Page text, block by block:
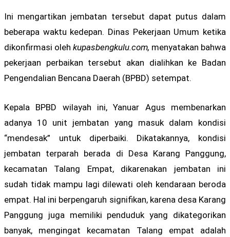
Ini mengartikan jembatan tersebut dapat putus dalam
beberapa waktu kedepan. Dinas Pekerjaan Umum ketika
dikonfirmasi oleh kupasbengkulu.com, menyatakan bahwa
pekerjaan perbaikan tersebut akan dialihkan ke Badan
Pengendalian Bencana Daerah (BPBD) setempat.
Kepala BPBD wilayah ini, Yanuar Agus membenarkan
adanya 10 unit jembatan yang masuk dalam kondisi
“mendesak” untuk diperbaiki. Dikatakannya, kondisi
jembatan terparah berada di Desa Karang Panggung,
kecamatan Talang Empat, dikarenakan jembatan ini
sudah tidak mampu lagi dilewati oleh kendaraan beroda
empat. Hal ini berpengaruh signifikan, karena desa Karang
Panggung juga memiliki penduduk yang dikategorikan
banyak, mengingat kecamatan Talang empat adalah